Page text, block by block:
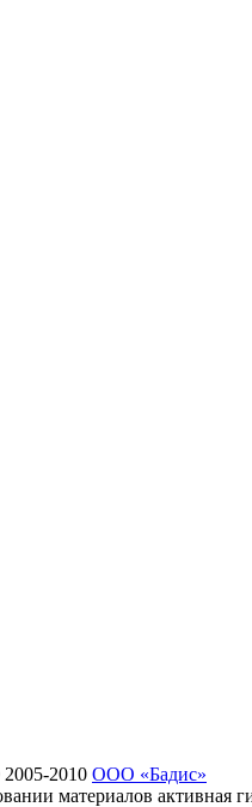
2010 ООО «Бадис»
материалов активная